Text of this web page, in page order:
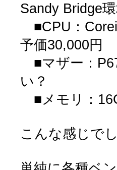
Sandy Bridge
■CPU：
予価30,000円
■マザー：
い？
■メモリ：
こんな感じで